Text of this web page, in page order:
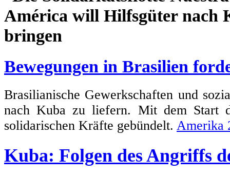
Bewegungen in Brasilien
Brasilianische Gewerkschaften und
nach Kuba zu liefern. Mit dem Start
solidarischen Kräfte gebündelt. Amerika
Kuba: Folgen des Angriffs